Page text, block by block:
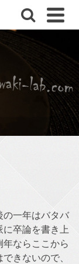
の一年はバタバ
に卒論を書き上
ならここから
きないので、